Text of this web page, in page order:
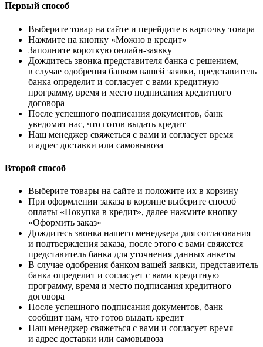
Первый способ
Выберите товар на сайте и перейдите в карточку товара
Нажмите на кнопку «Можно в кредит»
Заполните короткую онлайн-заявку
Дождитесь звонка представителя банка с решением,
в случае одобрения банком вашей заявки, представитель
банка определит и согласует с вами кредитную
программу, время и место подписания кредитного
договора
После успешного подписания документов, банк
уведомит нас, что готов выдать кредит
Наш менеджер свяжеться с вами и согласует время
и адрес доставки или самовывоза
Второй способ
Выберите товары на сайте и положите их в корзину
При оформлении заказа в корзине выберите способ
оплаты «Покупка в кредит», далее нажмите кнопку
«Оформить заказ»
Дождитесь звонка нашего менеджера для согласования
и подтверждения заказа, после этого с вами свяжется
представитель банка для уточнения данных анкеты
В случае одобрения банком вашей заявки, представитель
банка определит и согласует с вами кредитную
программу, время и место подписания кредитного
договора
После успешного подписания документов, банк
сообщит нам, что готов выдать кредит
Наш менеджер свяжеться с вами и согласует время
и адрес доставки или самовывоза